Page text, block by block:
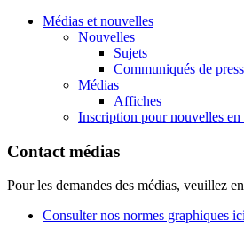
Médias et nouvelles
Nouvelles
Sujets
Communiqués de
Médias
Affiches
Inscription pour nouvelles en
Contact médias
Pour les demandes des médias, veuillez
Consulter nos normes graphiques